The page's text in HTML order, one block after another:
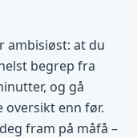
ambisiøst: at du
begrep fra
og gå
oversikt enn før.
fram på måfå –